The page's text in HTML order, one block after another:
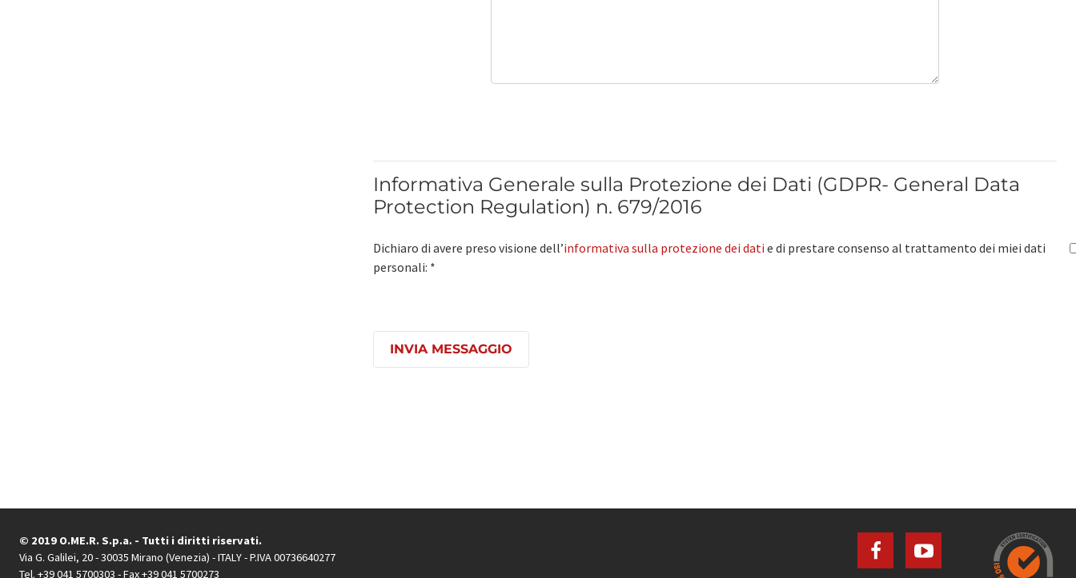
Informativa Generale sulla Protezione dei Dati (GDPR- General Data
Protection Regulation) n. 679/2016
Dichiaro di avere preso visione dell’informativa sulla protezione dei dati e di prestare consenso al trattamento dei miei dati
personali: *
© 2019 O.ME.R. S.p.a. - Tutti i diritti riservati.
Via G. Galilei, 20 - 30035 Mirano (Venezia) - ITALY - P.IVA 00736640277
Tel. +39 041 5700303 - Fax +39 041 5700273